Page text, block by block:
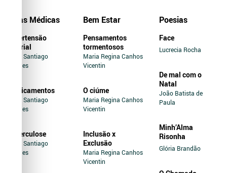
Dicas Médicas
Hipertensão
Arterial
Jairo Santiago
Novaes
Medicamentos
Jairo Santiago
Novaes
Tuberculose
Jairo Santiago
Novaes
Bem Estar
Pensamentos
tormentosos
Maria Regina Canhos
Vicentin
O ciúme
Maria Regina Canhos
Vicentin
Inclusão x
Exclusão
Maria Regina Canhos
Vicentin
Poesias
Face
Lucrecia Rocha
De mal com o
Natal
João Batista de
Paula
Minh’Alma
Risonha
Glória Brandão